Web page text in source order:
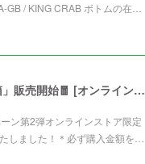
GB / KING CRAB ボトムの在…
数量限定！「福箱」販売開始🧧 [オンライン限定]
ン第2弾オンラインストア限定
しました！＊必ず購入金額を…